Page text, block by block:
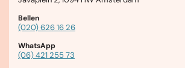
Bellen
(020) 626 16 26
WhatsApp
(06) 421 255 73